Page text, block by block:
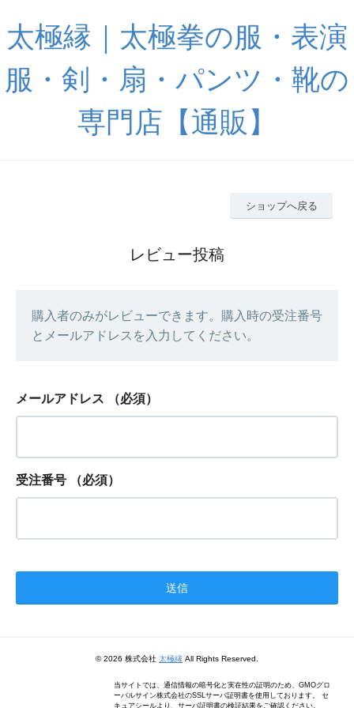
太極縁｜太極拳の服・表演
服・剣・扇・パンツ・靴の
専門店【通販】
ショップへ戻る
レビュー投稿
購入者のみがレビューできます。購入時の受注番号
とメールアドレスを入力してください。
メールアドレス （必須）
受注番号 （必須）
© 2026 株式会社 太極縁 All Rights Reserved.
当サイトでは、通信情報の暗号化と実在性の証明のため、GMOグロ
ーバルサイン株式会社のSSLサーバ証明書を使用しております。 セ
キュアシールより、サーバ証明書の検証結果をご確認ください。